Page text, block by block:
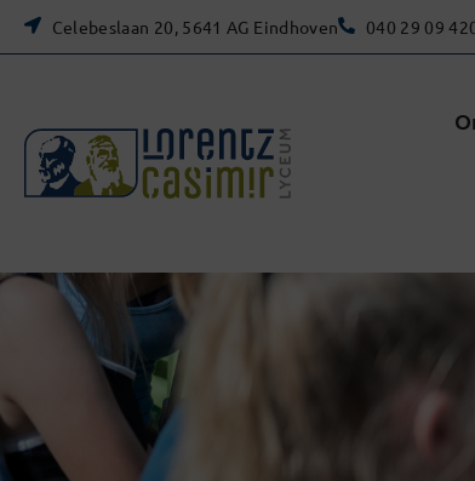
Celebeslaan 20, 5641 AG Eindhoven 040 29 09